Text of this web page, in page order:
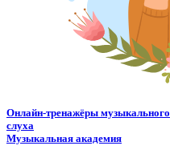
Онлайн-тренажёры музыкального
слуха
Музыкальная академия